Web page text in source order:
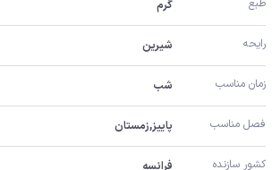
طبع گرم
رایحه شیرین
زمان مناسب شب
فصل مناسب پاییز,زمستان
کشور سازنده فرانسه